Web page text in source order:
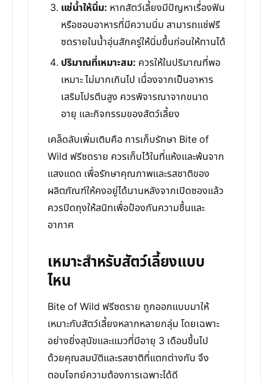
แช่น้ำให้นิ่ม: หากสัตว์เลี้ยงมีปัญหาเรื่องฟัน
หรือชอบอาหารที่มีความนิ่ม สามารถแช่ฟรี
ซดรายในน้ำอุ่นสักครู่ให้นิ่มขึ้นก่อนให้ทานได้
ปริมาณที่เหมาะสม: ควรให้ในปริมาณที่พอ
เหมาะ ไม่มากเกินไป เนื่องจากเป็นอาหาร
เสริมโปรตีนสูง ควรพิจารณาจากขนาด
อายุ และกิจกรรมของสัตว์เลี้ยง
เคล็ดลับเพิ่มเติมคือ การเก็บรักษา Bite of
Wild ฟรีซดราย ควรเก็บไว้ในที่แห้งและพ้นจาก
แสงแดด เพื่อรักษาคุณภาพและรสชาติของ
ผลิตภัณฑ์ให้คงอยู่ได้นานหลังจากเปิดซองแล้ว
ควรปิดถุงให้สนิทเพื่อป้องกันความชื้นและ
อากาศ
เหมาะสำหรับสัตว์เลี้ยงแบบ
ไหน
Bite of Wild ฟรีซดราย ถูกออกแบบมาให้
เหมาะกับสัตว์เลี้ยงหลากหลายกลุ่ม โดยเฉพาะ
อย่างยิ่งสุนัขและแมวที่มีอายุ 3 เดือนขึ้นไป
ด้วยคุณสมบัติและรสชาติที่แตกต่างกัน จึง
ตอบโจทย์ความต้องการเฉพาะได้ดี